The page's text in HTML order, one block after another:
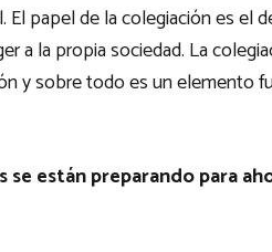
papel de la colegiación es el
la propia sociedad. La
y sobre todo es un elemento
están preparando para